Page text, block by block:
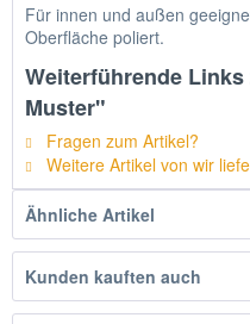
Für innen und außen
Oberfläche poliert.
Weiterführende
Muster"
Fragen zum Artikel?
Weitere Artikel von wir
Ähnliche Artikel
Kunden kauften auch